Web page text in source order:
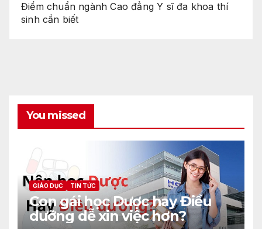
Điểm chuẩn ngành Cao đẳng Y sĩ đa khoa thí
sinh cần biết
You missed
GIÁO DỤC TIN TỨC
Con gái học Dược hay Điều
dưỡng dễ xin việc hơn?